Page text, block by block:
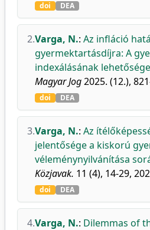
doi DEA
2.Varga, N.: Az infláció
gyermektartásdíjra: A
indexálásának
Magyar Jog2025. (12.),
doi DEA
3.Varga, N.: Az
jelentősége a kiskorú
véleménynyilvánítása
Közjavak. 11 (4), 14-29,
doi DEA
4.Varga, N.: Dilemmas of